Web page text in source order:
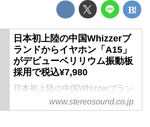
日本初上陸の中国Whizzerブ
ランドからイヤホン「A15」
がデビューベリリウム振動板
採用で税込¥7,980
日本初上陸の中国Whizzerブラン
ドからイヤホン「A15」がデビュ
ー
www.stereosound.co.jp